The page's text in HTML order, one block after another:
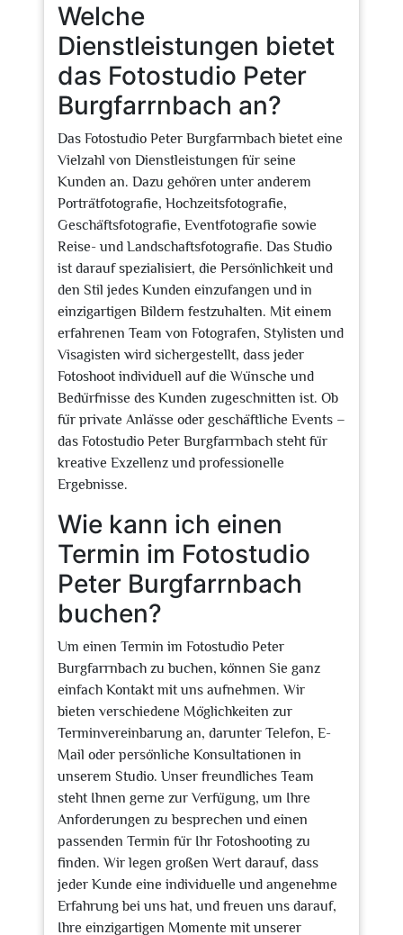
Welche
Dienstleistungen bietet
das Fotostudio Peter
Burgfarrnbach an?
Das Fotostudio Peter Burgfarrnbach bietet eine
Vielzahl von Dienstleistungen für seine
Kunden an. Dazu gehören unter anderem
Porträtfotografie, Hochzeitsfotografie,
Geschäftsfotografie, Eventfotografie sowie
Reise- und Landschaftsfotografie. Das Studio
ist darauf spezialisiert, die Persönlichkeit und
den Stil jedes Kunden einzufangen und in
einzigartigen Bildern festzuhalten. Mit einem
erfahrenen Team von Fotografen, Stylisten und
Visagisten wird sichergestellt, dass jeder
Fotoshoot individuell auf die Wünsche und
Bedürfnisse des Kunden zugeschnitten ist. Ob
für private Anlässe oder geschäftliche Events –
das Fotostudio Peter Burgfarrnbach steht für
kreative Exzellenz und professionelle
Ergebnisse.
Wie kann ich einen
Termin im Fotostudio
Peter Burgfarrnbach
buchen?
Um einen Termin im Fotostudio Peter
Burgfarrnbach zu buchen, können Sie ganz
einfach Kontakt mit uns aufnehmen. Wir
bieten verschiedene Möglichkeiten zur
Terminvereinbarung an, darunter Telefon, E-
Mail oder persönliche Konsultationen in
unserem Studio. Unser freundliches Team
steht Ihnen gerne zur Verfügung, um Ihre
Anforderungen zu besprechen und einen
passenden Termin für Ihr Fotoshooting zu
finden. Wir legen großen Wert darauf, dass
jeder Kunde eine individuelle und angenehme
Erfahrung bei uns hat, und freuen uns darauf,
Ihre einzigartigen Momente mit unserer